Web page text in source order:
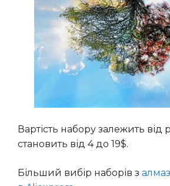
Вартість набору залежить від
становить від 4 до 19$.
Більший вибір наборів з